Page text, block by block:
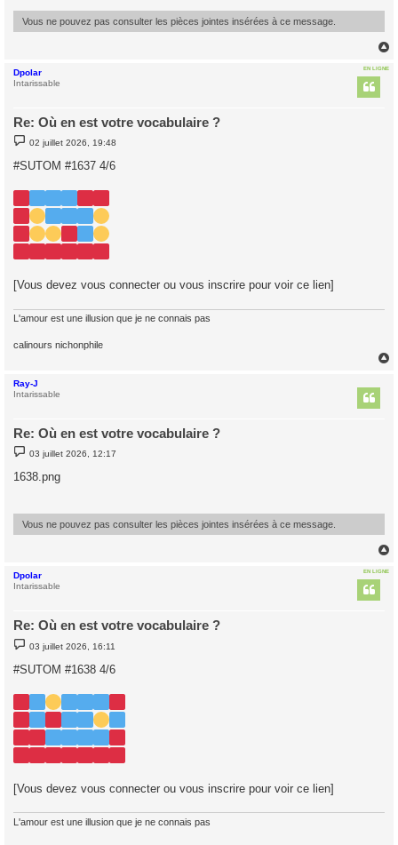
e
Vous ne pouvez pas consulter les pièces jointes insérées à ce message.
EN LIGNE
Dpolar
Intarissable
Re: Où en est votre vocabulaire ?
M
e
s
s
g
02 juillet 2026, 19:48
#SUTOM #1637 4/6
[Vous devez vous connecter ou vous inscrire pour voir ce lien]
L'amour est une illusion que je ne connais pas
calinours nichonphile
Ray-J
Intarissable
Re: Où en est votre vocabulaire ?
M
e
s
s
e
03 juillet 2026, 12:17
1638.png
Vous ne pouvez pas consulter les pièces jointes insérées à ce message.
EN LIGNE
Dpolar
Intarissable
Re: Où en est votre vocabulaire ?
M
e
s
s
g
03 juillet 2026, 16:11
#SUTOM #1638 4/6
[Vous devez vous connecter ou vous inscrire pour voir ce lien]
L'amour est une illusion que je ne connais pas